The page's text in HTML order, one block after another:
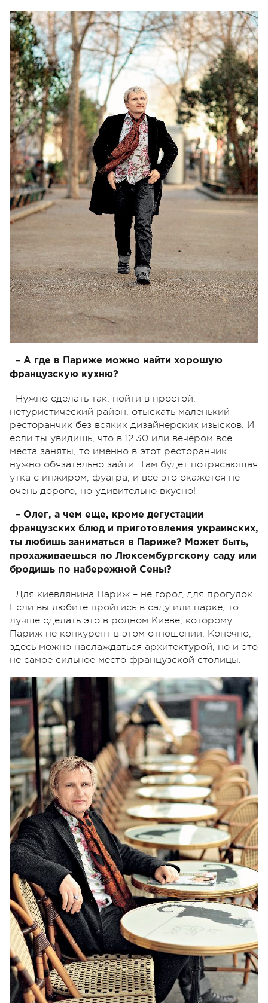
– А где в Париже можно найти хорошую
французскую кухню?
Нужно сделать так: пойти в простой,
нетуристический район, отыскать маленький
ресторанчик без всяких дизайнерских изысков. И
если ты увидишь, что в 12.30 или вечером все
места заняты, то именно в этот ресторанчик
нужно обязательно зайти. Там будет потрясающая
утка с инжиром, фуагра, и все это окажется не
очень дорого, но удивительно вкусно!
– Олег, а чем еще, кроме дегустации
французских блюд и приготовления украинских,
ты любишь заниматься в Париже? Может быть,
прохаживаешься по Люксембургскому саду или
бродишь по набережной Сены?
Для киевлянина Париж – не город для прогулок.
Если вы любите пройтись в саду или парке, то
лучше сделать это в родном Киеве, которому
Париж не конкурент в этом отношении. Конечно,
здесь можно наслаждаться архитектурой, но и это
не самое сильное место французской столицы.